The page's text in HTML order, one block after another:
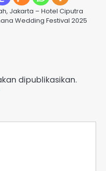
Jakarta – Hotel Ciputra
Wedding Festival 2025
dipublikasikan.